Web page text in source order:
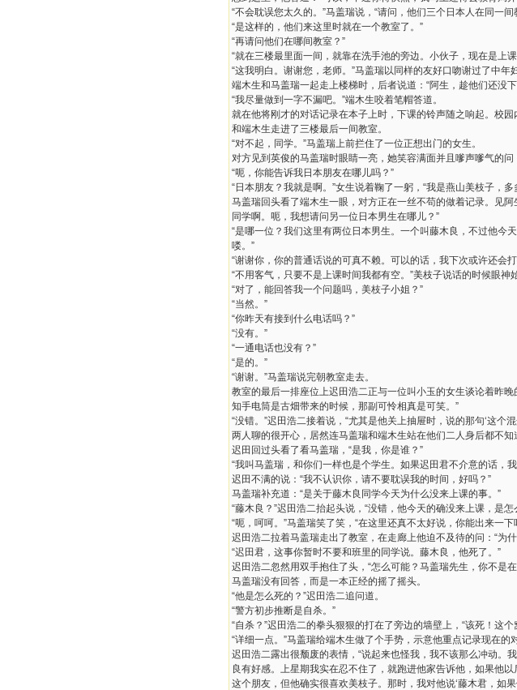
“不会耽误您太久的。”马盖瑞说，“请问，他们三个日本人在同一间
“是这样的，他们来这里时就在一个教室了。”
“再请问他们在哪间教室？”
“就在三楼最里面一间，就靠在洗手池的旁边。小伙子，现在是上
“这我明白。谢谢您，老师。”马盖瑞以同样的友好口吻谢过了中年
端木生和马盖瑞一起走上楼梯时，后者说道：“阿生，趁他们还没
“我尽量做到一字不漏吧。”端木生咬着笔帽答道。
就在他将刚才的对话记录在本子上时，下课的铃声随之响起。校
和端木生走进了三楼最后一间教室。
“对不起，同学。”马盖瑞上前拦住了一位正想出门的女生。
对方见到英俊的马盖瑞时眼睛一亮，她笑容满面并且嗲声嗲气的问
“呃，你能告诉我日本朋友在哪儿吗？”
“日本朋友？我就是啊。”女生说着鞠了一躬，“我是燕山美枝子，多
马盖瑞回头看了端木生一眼，对方正在一丝不苟的做着记录。见
同学啊。呃，我想请问另一位日本男生在哪儿？”
“是哪一位？我们这里有两位日本男生。一个叫藤木良，不过他今
喽。”
“谢谢你，你的普通话说的可真不赖。可以的话，我下次或许还会
“不用客气，只要不是上课时间我都有空。”美枝子说话的时候眼神
“对了，能回答我一个问题吗，美枝子小姐？”
“当然。”
“你昨天有接到什么电话吗？”
“没有。”
“一通电话也没有？”
“是的。”
“谢谢。”马盖瑞说完朝教室走去。
教室的最后一排座位上迟田浩二正与一位叫小玉的女生谈论着昨
知手电筒是古畑带来的时候，那副可怜相真是可笑。”
“没错。”迟田浩二接着说，“尤其是他关上抽屉时，说的那句‘这个混
两人聊的很开心，居然连马盖瑞和端木生站在他们二人身后都不
迟田回过头看了看马盖瑞，“是我，你是谁？”
“我叫马盖瑞，和你们一样也是个学生。如果迟田君不介意的话，
迟田不满的说：“我不认识你，请不要耽误我的时间，好吗？”
马盖瑞补充道：“是关于藤木良同学今天为什么没来上课的事。”
“藤木良？”迟田浩二抬起头说，“没错，他今天的确没来上课，是怎
“呃，呵呵。”马盖瑞笑了笑，“在这里还真不太好说，你能出来一下
迟田浩二拉着马盖瑞走出了教室，在走廊上他迫不及待的问：“为
“迟田君，这事你暂时不要和班里的同学说。藤木良，他死了。”
迟田浩二忽然用双手抱住了头，“怎么可能？马盖瑞先生，你不是
马盖瑞没有回答，而是一本正经的摇了摇头。
“他是怎么死的？”迟田浩二追问道。
“警方初步推断是自杀。”
“自杀？”迟田浩二的拳头狠狠的打在了旁边的墙壁上，“该死！这
“详细一点。”马盖瑞给端木生做了个手势，示意他重点记录现在的
迟田浩二露出很颓废的表情，“说起来也怪我，我不该那么冲动。
良有好感。上星期我实在忍不住了，就跑进他家告诉他，如果他
这个朋友，但他确实很喜欢美枝子。那时，我对他说‘藤木君，如